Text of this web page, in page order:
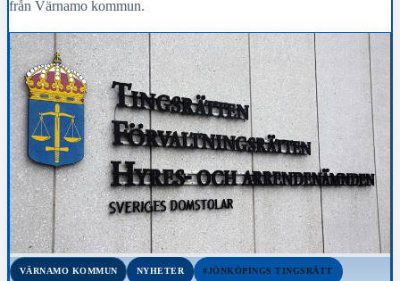
från Värnamo kommun.
VÄRNAMO KOMMUN NYHETER #JÖNKÖPINGS TINGSRÄTT